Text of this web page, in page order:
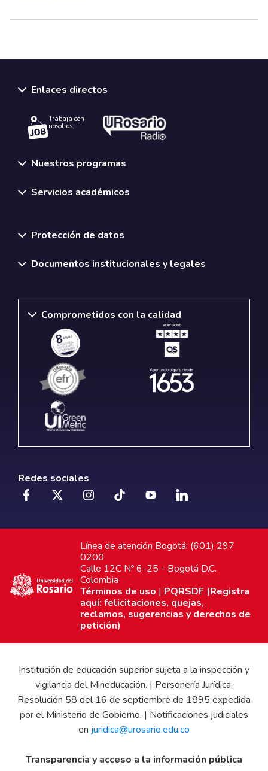
Enlaces directos
Trabaja con
nosotros.
Nuestros programas
Servicios académicos
Protección de datos
Documentos institucionales y legales
Comprometidos con la calidad
Redes sociales
Línea de atención Bogotá: (601) 297
0200
Calle 12C Nº 6-25 - Bogotá D.C.
Colombia
Términos de uso | PQRSDF (Registra
aquí: felicitaciones, quejas,
reclamos, sugerencias y derechos de
petición)
Institución de educación superior sujeta a la inspección y
vigilancia del Mineducación. | Personería Jurídica:
Resolución 58 del 16 de septiembre de 1895 expedida
por el Ministerio de Gobierno. | Notificaciones judiciales
en juridica@urosario.edu.co
Transparencia y acceso a la información pública